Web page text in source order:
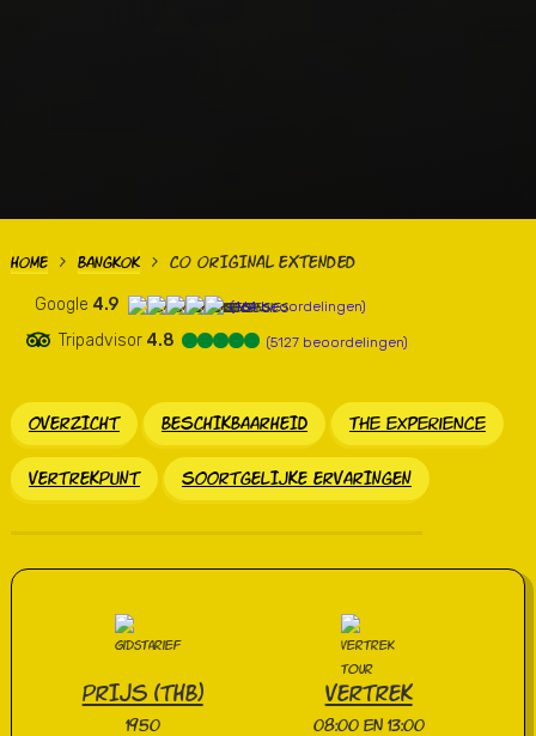
HOME > BANGKOK > CO ORIGINAL EXTENDED
Google 4.9 (164 beoordelingen)
Tripadvisor 4.8 (5127 beoordelingen)
OVERZICHT BESCHIKBAARHEID the experience
VERTREKPUNT SOORTGELIJKE ERVARINGEN
PRIJS (THB)
1950
VERTREK
08:00 en 13:00